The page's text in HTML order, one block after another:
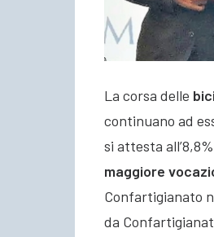
La corsa delle
continuano ad
si attesta
maggiore
Confartigianato
da